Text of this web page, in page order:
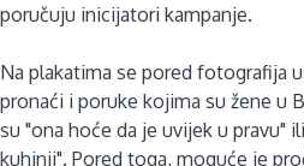
poručuju inicijatori kampanje.
Na plakatima se pored fotografija
pronaći i poruke kojima su žene u
su "ona hoće da je uvijek u pravu"
kuhinji". Pored toga, moguće je